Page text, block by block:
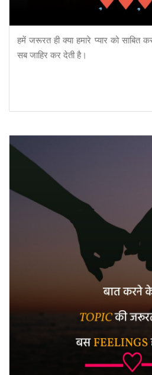
हमें जरूरत ही क्या हमारे प्यार को साबित
सब जाहिर कर देती है।